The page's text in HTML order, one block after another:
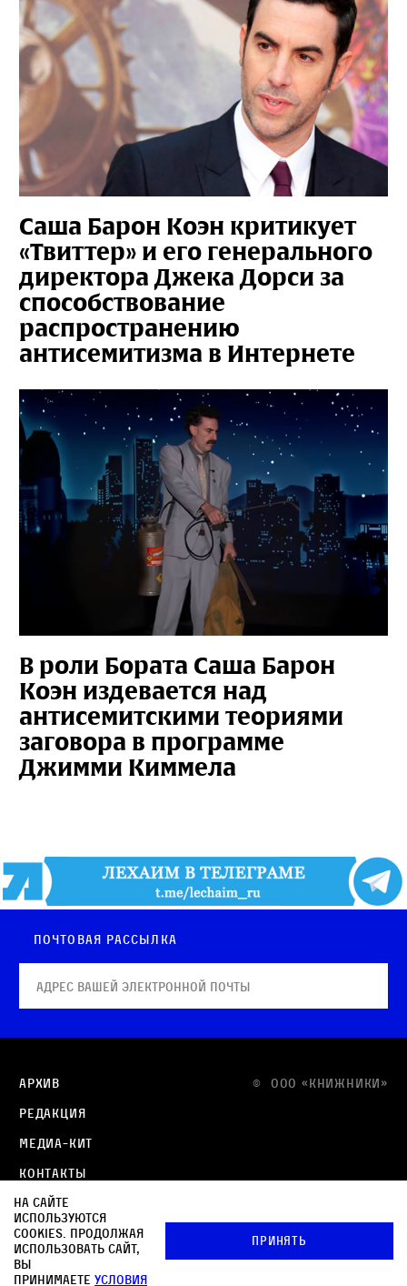
Саша Барон Коэн критикует
«Твиттер» и его генерального
директора Джека Дорси за
способствование
распространению
антисемитизма в Интернете
В роли Бората Саша Барон
Коэн издевается над
антисемитскими теориями
заговора в программе
Джимми Киммела
Почтовая рассылка
© OOO «КНИЖНИКИ»
Архив
Редакция
Медиа-кит
Контакты
Политика в отношении обработки персональных
данных
Политика обработки файлов cookie
На сайте
используются
cookies. Продолжая
использовать сайт,
вы
принимаете условия
Принять